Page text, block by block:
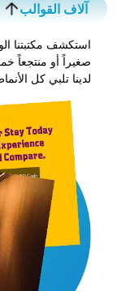
آلاف القوالب
استكشف مكتبتنا
صغيراً أو منتجعاً
لدينا تلبي كل